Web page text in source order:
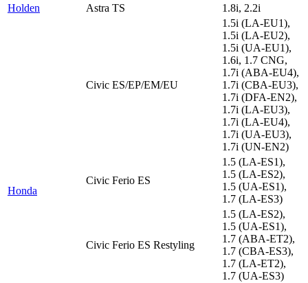
Holden
Astra TS 1.8i, 2.2i
Honda
Civic ES/EP/EM/EU
1.5i (LA-EU1),
1.5i (LA-EU2),
1.5i (UA-EU1),
1.6i, 1.7 CNG,
1.7i (ABA-EU4),
1.7i (CBA-EU3),
1.7i (DFA-EN2),
1.7i (LA-EU3),
1.7i (LA-EU4),
1.7i (UA-EU3),
1.7i (UN-EN2)
Civic Ferio ES
1.5 (LA-ES1),
1.5 (LA-ES2),
1.5 (UA-ES1),
1.7 (LA-ES3)
Civic Ferio ES Restyling
1.5 (LA-ES2),
1.5 (UA-ES1),
1.7 (ABA-ET2),
1.7 (CBA-ES3),
1.7 (LA-ET2),
1.7 (UA-ES3)